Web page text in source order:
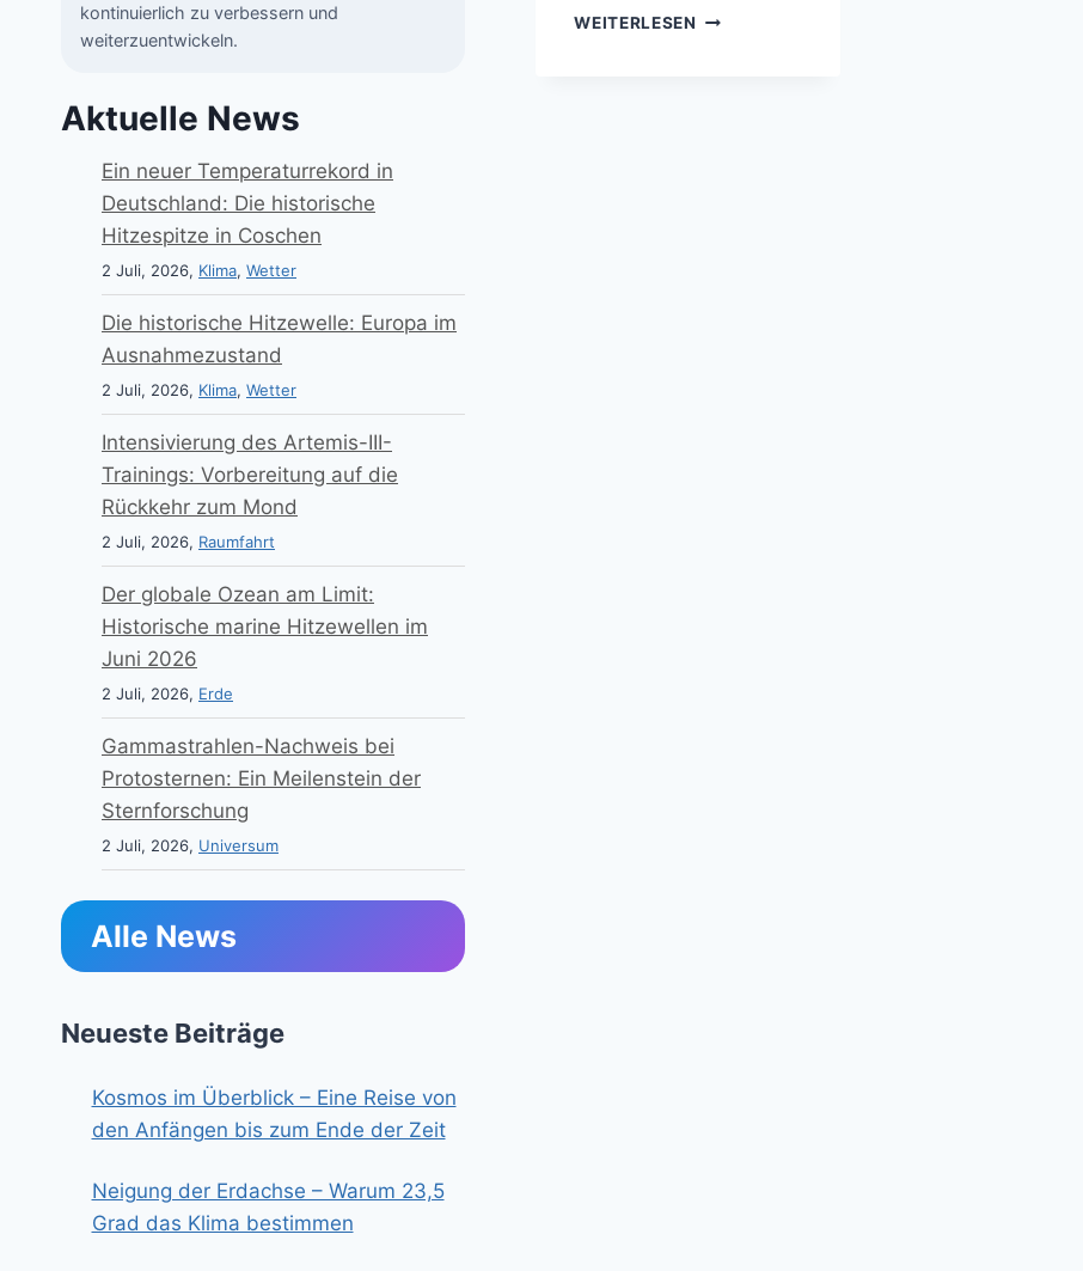
WEITERLESEN SÜDAFRIKA
kontinuierlich zu verbessern und
weiterzuentwickeln.
Aktuelle News
Ein neuer Temperaturrekord in
Deutschland: Die historische
Hitzespitze in Coschen
2 Juli, 2026, Klima, Wetter
Die historische Hitzewelle: Europa im
Ausnahmezustand
2 Juli, 2026, Klima, Wetter
Intensivierung des Artemis-III-
Trainings: Vorbereitung auf die
Rückkehr zum Mond
2 Juli, 2026, Raumfahrt
Der globale Ozean am Limit:
Historische marine Hitzewellen im
Juni 2026
2 Juli, 2026, Erde
Gammastrahlen-Nachweis bei
Protosternen: Ein Meilenstein der
Sternforschung
2 Juli, 2026, Universum
Alle News
Neueste Beiträge
Kosmos im Überblick – Eine Reise von
den Anfängen bis zum Ende der Zeit
Neigung der Erdachse – Warum 23,5
Grad das Klima bestimmen